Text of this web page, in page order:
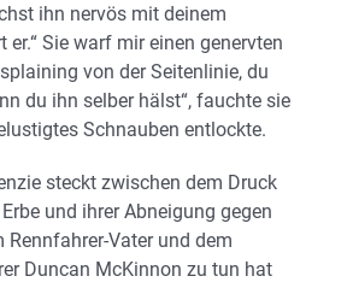
ihn nervös mit deinem
er.“ Sie warf mir einen genervten
von der Seitenlinie, du
du ihn selber hälst“, fauchte sie
Schnauben entlockte.
steckt zwischen dem Druck
und ihrer Abneigung gegen
Rennfahrer-Vater und dem
Duncan McKinnon zu tun hat